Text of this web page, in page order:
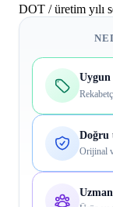
DOT / üretim yılı
Doğru
Orijinal